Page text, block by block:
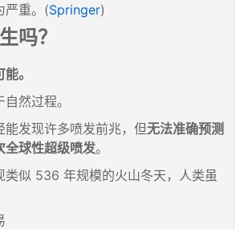
严重。(Springer)
吗？
。
然过程。
能发现许多喷发前兆，但无法准确预测
全球性超级喷发。
类似 536 年规模的火山冬天，人类虽